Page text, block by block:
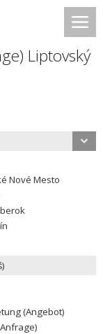
Liptovský
Nové Mesto
(Angebot)